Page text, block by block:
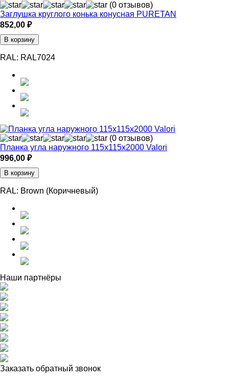
(0 отзывов)
Заглушка круглого конька конусная PURETAN
852,00 ₽
В корзину
RAL: RAL7024
(0 отзывов)
Планка угла наружного 115х115х2000 Valori
996,00 ₽
В корзину
RAL: Brown (Коричневый)
Наши партнёры
Заказать обратный звонок